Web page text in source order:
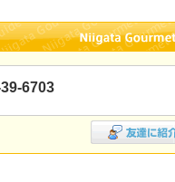
6703